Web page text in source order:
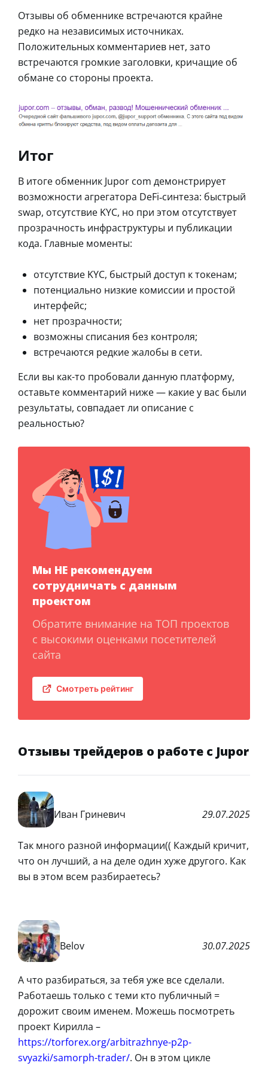
Отзывы об обменнике встречаются крайне
редко на независимых источниках.
Положительных комментариев нет, зато
встречаются громкие заголовки, кричащие об
обмане со стороны проекта.
Итог
В итоге обменник Jupor com демонстрирует
возможности агрегатора DeFi‑синтеза: быстрый
swap, отсутствие KYC, но при этом отсутствует
прозрачность инфраструктуры и публикации
кода. Главные моменты:
отсутствие KYC, быстрый доступ к токенам;
потенциально низкие комиссии и простой
интерфейс;
нет прозрачности;
возможны списания без контроля;
встречаются редкие жалобы в сети.
Если вы как-то пробовали данную платформу,
оставьте комментарий ниже — какие у вас были
результаты, совпадает ли описание с
реальностью?
Мы НЕ рекомендуем
сотрудничать с данным
проектом
Обратите внимание на ТОП проектов
с высокими оценками посетителей
сайта
Смотреть рейтинг
Отзывы трейдеров о работе с Jupor
Иван Гриневич 29.07.2025
Так много разной информации(( Каждый кричит,
что он лучший, а на деле один хуже другого. Как
вы в этом всем разбираетесь?
Belov 30.07.2025
А что разбираться, за тебя уже все сделали.
Работаешь только с теми кто публичный =
дорожит своим именем. Можешь посмотреть
проект Кирилла –
https://torforex.org/arbitrazhnye-p2p-
svyazki/samorph-trader/. Он в этом цикле